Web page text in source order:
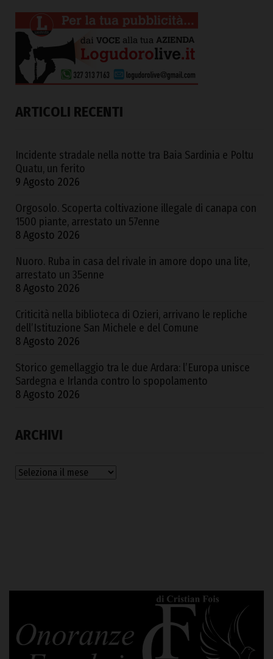
ARTICOLI RECENTI
Incidente stradale nella notte tra Baia Sardinia e Poltu
Quatu, un ferito
9 Agosto 2026
Orgosolo. Scoperta coltivazione illegale di canapa con
1500 piante, arrestato un 57enne
8 Agosto 2026
Nuoro. Ruba in casa del rivale in amore dopo una lite,
arrestato un 35enne
8 Agosto 2026
Criticità nella biblioteca di Ozieri, arrivano le repliche
dell’Istituzione San Michele e del Comune
8 Agosto 2026
Storico gemellaggio tra le due Ardara: l’Europa unisce
Sardegna e Irlanda contro lo spopolamento
8 Agosto 2026
ARCHIVI
Archivi